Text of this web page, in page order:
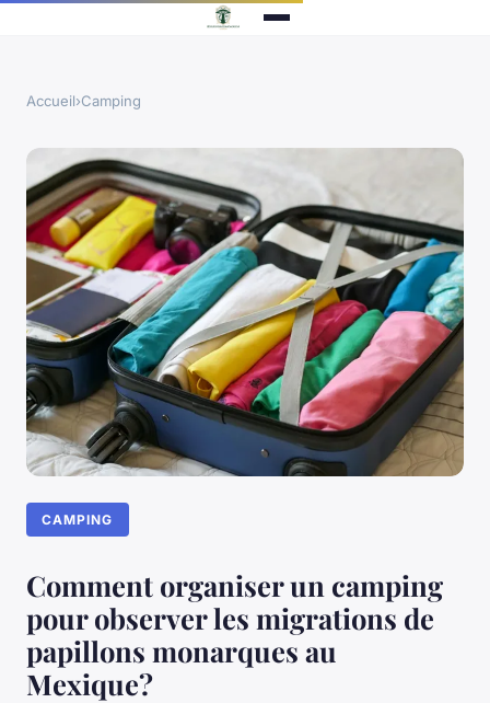
Accueil›Camping
CAMPING
Comment organiser un camping
pour observer les migrations de
papillons monarques au
Mexique?